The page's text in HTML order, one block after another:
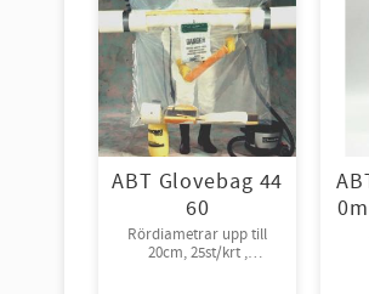
ABT Glovebag 44
60
Rördiametrar upp till
20cm, 25st/krt ,